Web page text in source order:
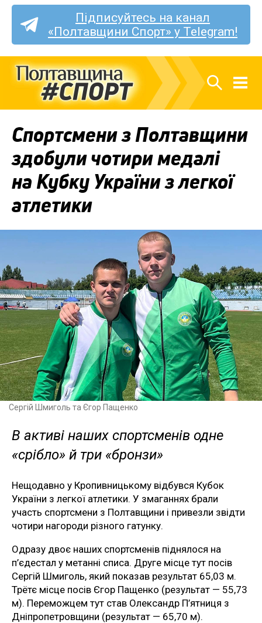
Підписуйтесь на канал
«Полтавщини Спорт» у Telegram!
Спортсмени з Полтавщини
здобули чотири медалі
на Кубку України з легкої
атлетики
Сергій Шмиголь та Єгор Пащенко
В активі наших спортсменів одне
«срібло» й три «бронзи»
Нещодавно у Кропивницькому відбувся Кубок
України з легкої атлетики. У змаганнях брали
участь спортсмени з Полтавщини і привезли звідти
чотири нагороди різного гатунку.
Одразу двоє наших спортсменів піднялося на
п’єдестал у метанні списа. Друге місце тут посів
Сергій Шмиголь, який показав результат 65,03 м.
Трётє місце посів Єгор Пащенко (результат — 55,73
м). Переможцем тут став Олександр П’ятниця з
Дніпропетровщини (результат — 65,70 м).